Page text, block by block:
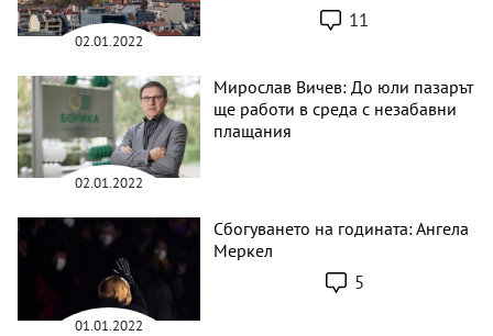
02.01.2022
11
02.01.2022
Мирослав Вичев: До юли пазарът
ще работи в среда с незабавни
плащания
01.01.2022
Сбогуването на годината: Ангела
Меркел
5